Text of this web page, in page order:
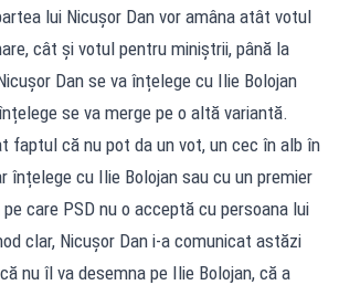
lui Nicușor Dan vor amâna atât votul
cât și votul pentru miniștrii, până la
Dan se va înțelege cu Ilie Bolojan
se va merge pe o altă variantă.
faptul că nu pot da un vot, un cec în alb în
înțelege cu Ilie Bolojan sau cu un premier
care PSD nu o acceptă cu persoana lui
clar, Nicușor Dan i-a comunicat astăzi
nu îl va desemna pe Ilie Bolojan, că a